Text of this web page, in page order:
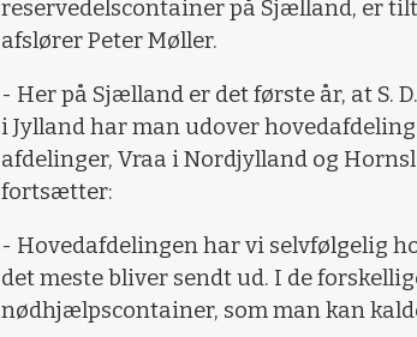
reservedelscontainer på Sjælland, er
afslører Peter Møller.
- Her på Sjælland er det første år, at S.
i Jylland har man udover
afdelinger, Vraa i Nordjylland og
fortsætter:
- Hovedafdelingen har vi selvfølgelig
det meste bliver sendt ud. I de
nødhjælpscontainer, som man kan